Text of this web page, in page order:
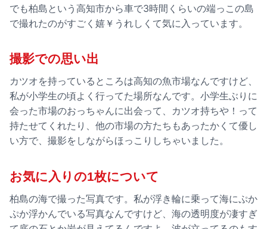
でも柏島という高知市から車で3時間くらいの端っこの島
で撮れたのがすごく嬉￥うれしくて気に入っています。
撮影での思い出
カツオを持っているところは高知の魚市場なんですけど、
私が小学生の頃よく行ってた場所なんです。小学生ぶりに
会った市場のおっちゃんに出会って、カツオ持ちや！って
持たせてくれたり、他の市場の方たちもあったかくて優し
い方で、撮影をしながらほっこりしちゃいました。
お気に入りの1枚について
柏島の海で撮った写真です。私が浮き輪に乗って海にぷか
ぷか浮かんでいる写真なんですけど、海の透明度が凄すぎ